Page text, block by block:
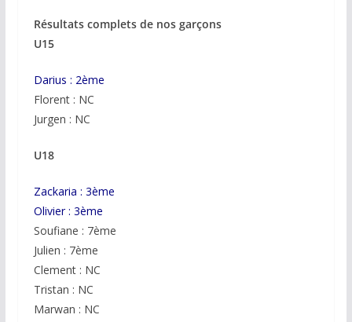
Résultats complets de nos garçons
U15
Darius : 2ème
Florent : NC
Jurgen : NC
U18
Zackaria : 3ème
Olivier : 3ème
Soufiane : 7ème
Julien : 7ème
Clement : NC
Tristan : NC
Marwan : NC